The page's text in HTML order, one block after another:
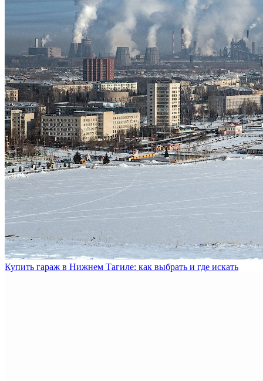
Купить гараж в Нижнем Тагиле: как выбрать и где искать